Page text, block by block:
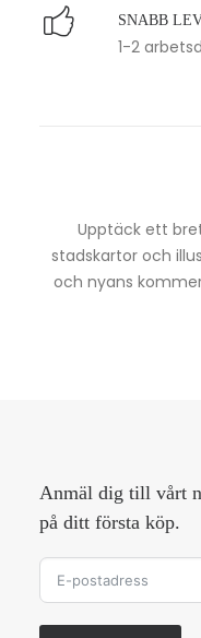
SNABB
1-2
Upptäck ett
stadskartor och
och nyans
Anmäl dig till vårt
på ditt första köp.